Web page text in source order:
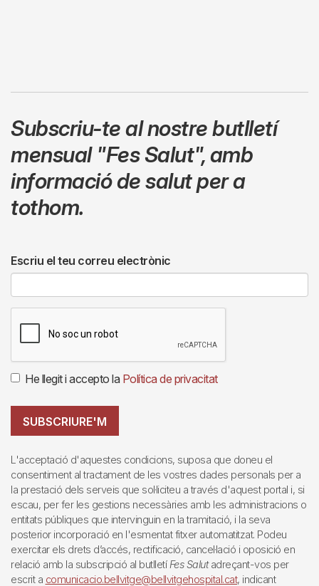
Subscriu-te al nostre butlletí
mensual "Fes Salut",amb
informació de salut per a
tothom.
Escriu el teu correu electrònic
He llegit i accepto la Política de privacitat
SUBSCRIURE'M
L'acceptació d'aquestes condicions, suposa que doneu el
consentiment al tractament de les vostres dades personals per a
la prestació dels serveis que sol·liciteu a través d'aquest portal i, si
escau, per fer les gestions necessàries amb les administracions o
entitats públiques que intervinguin en la tramitació, i la seva
posterior incorporació en l'esmentat fitxer automatitzat. Podeu
exercitar els drets d’accés, rectificació, cancel·lació i oposició en
relació amb la subscripció al butlletí Fes Salutadreçant-vos per
escrit a comunicacio.bellvitge@bellvitgehospital.cat, indicant